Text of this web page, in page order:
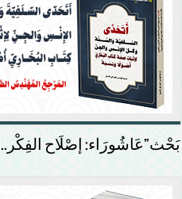
بَحْث”عَاشُورَاء: إصْلَاح الفِكْر..